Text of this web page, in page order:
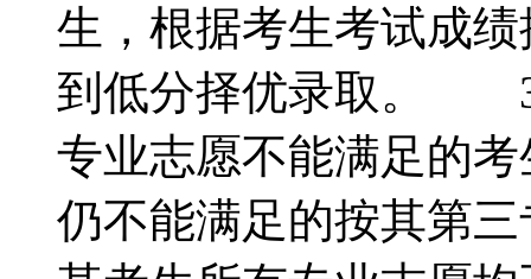
生，根据考生考试成
到低分择优录取。
专业志愿不能满足的
仍不能满足的按其第